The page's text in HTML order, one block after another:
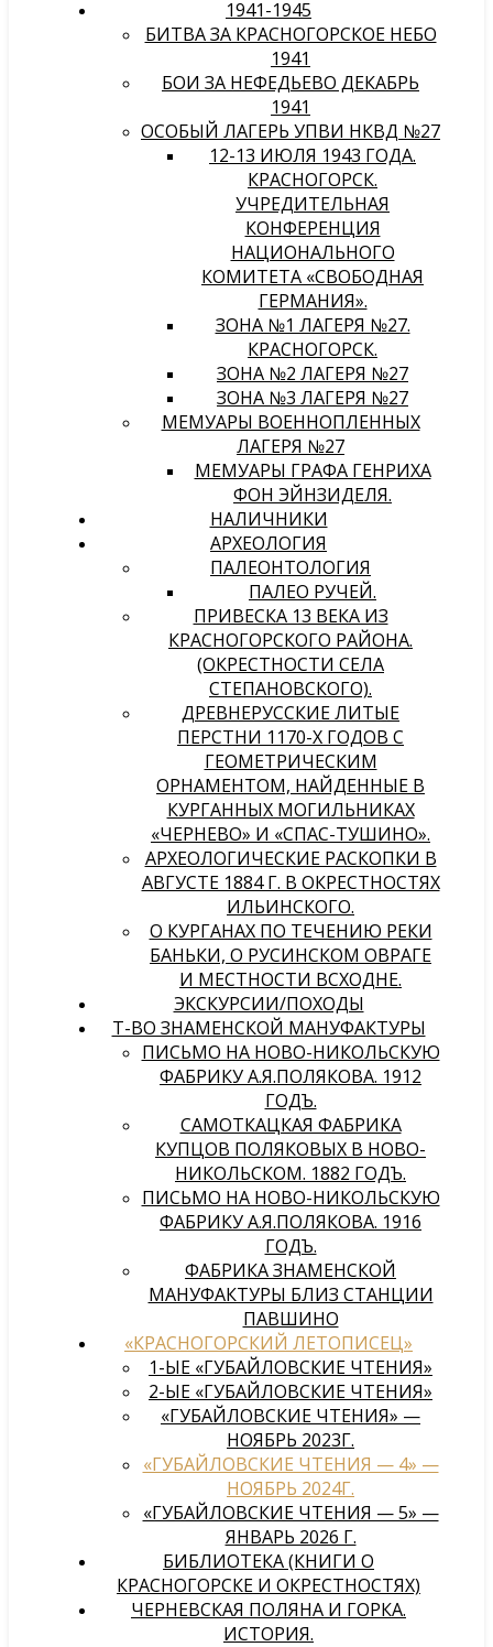
1941-1945
БИТВА ЗА КРАСНОГОРСКОЕ НЕБО
1941
БОИ ЗА НЕФЕДЬЕВО ДЕКАБРЬ
1941
ОСОБЫЙ ЛАГЕРЬ УПВИ НКВД №27
12-13 ИЮЛЯ 1943 ГОДА.
КРАСНОГОРСК.
УЧРЕДИТЕЛЬНАЯ
КОНФЕРЕНЦИЯ
НАЦИОНАЛЬНОГО
КОМИТЕТА «СВОБОДНАЯ
ГЕРМАНИЯ».
ЗОНА №1 ЛАГЕРЯ №27.
КРАСНОГОРСК.
ЗОНА №2 ЛАГЕРЯ №27
ЗОНА №3 ЛАГЕРЯ №27
МЕМУАРЫ ВОЕННОПЛЕННЫХ
ЛАГЕРЯ №27
МЕМУАРЫ ГРАФА ГЕНРИХА
ФОН ЭЙНЗИДЕЛЯ.
НАЛИЧНИКИ
АРХЕОЛОГИЯ
ПАЛЕОНТОЛОГИЯ
ПАЛЕО РУЧЕЙ.
ПРИВЕСКА 13 ВЕКА ИЗ
КРАСНОГОРСКОГО РАЙОНА.
(ОКРЕСТНОСТИ СЕЛА
СТЕПАНОВСКОГО).
ДРЕВНЕРУССКИЕ ЛИТЫЕ
ПЕРСТНИ 1170-Х ГОДОВ С
ГЕОМЕТРИЧЕСКИМ
ОРНАМЕНТОМ, НАЙДЕННЫЕ В
КУРГАННЫХ МОГИЛЬНИКАХ
«ЧЕРНЕВО» И «СПАС-ТУШИНО».
АРХЕОЛОГИЧЕСКИЕ РАСКОПКИ В
АВГУСТЕ 1884 Г. В ОКРЕСТНОСТЯХ
ИЛЬИНСКОГО.
О КУРГАНАХ ПО ТЕЧЕНИЮ РЕКИ
БАНЬКИ, О РУСИНСКОМ ОВРАГЕ
И МЕСТНОСТИ ВСХОДНЕ.
ЭКСКУРСИИ/ПОХОДЫ
Т-ВО ЗНАМЕНСКОЙ МАНУФАКТУРЫ
ПИСЬМО НА НОВО-НИКОЛЬСКУЮ
ФАБРИКУ А.Я.ПОЛЯКОВА. 1912
ГОДЪ.
САМОТКАЦКАЯ ФАБРИКА
КУПЦОВ ПОЛЯКОВЫХ В НОВО-
НИКОЛЬСКОМ. 1882 ГОДЪ.
ПИСЬМО НА НОВО-НИКОЛЬСКУЮ
ФАБРИКУ А.Я.ПОЛЯКОВА. 1916
ГОДЪ.
ФАБРИКА ЗНАМЕНСКОЙ
МАНУФАКТУРЫ БЛИЗ СТАНЦИИ
ПАВШИНО
«КРАСНОГОРСКИЙ ЛЕТОПИСЕЦ»
1-ЫЕ «ГУБАЙЛОВСКИЕ ЧТЕНИЯ»
2-ЫЕ «ГУБАЙЛОВСКИЕ ЧТЕНИЯ»
«ГУБАЙЛОВСКИЕ ЧТЕНИЯ» —
НОЯБРЬ 2023Г.
«ГУБАЙЛОВСКИЕ ЧТЕНИЯ — 4» —
НОЯБРЬ 2024Г.
«ГУБАЙЛОВСКИЕ ЧТЕНИЯ — 5» —
ЯНВАРЬ 2026 Г.
БИБЛИОТЕКА (КНИГИ О
КРАСНОГОРСКЕ И ОКРЕСТНОСТЯХ)
ЧЕРНЕВСКАЯ ПОЛЯНА И ГОРКА.
ИСТОРИЯ.